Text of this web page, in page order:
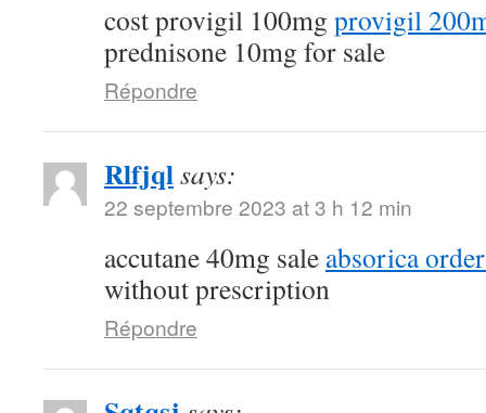
cost provigil 100mg provigil
prednisone 10mg for sale
Répondre
Rlfjqlsays:
22 septembre 2023 at 3 h 12 min
accutane 40mg sale absorica
without prescription
Répondre